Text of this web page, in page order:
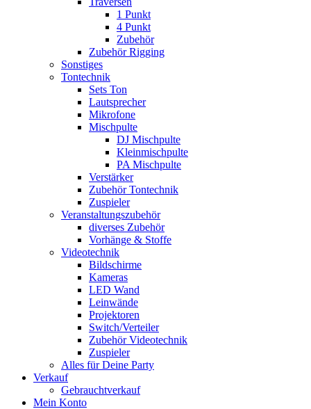
1 Punkt
4 Punkt
Zubehör
Zubehör Rigging
Sonstiges
Tontechnik
Sets Ton
Lautsprecher
Mikrofone
Mischpulte
DJ Mischpulte
Kleinmischpulte
PA Mischpulte
Verstärker
Zubehör Tontechnik
Zuspieler
Veranstaltungszubehör
diverses Zubehör
Vorhänge & Stoffe
Videotechnik
Bildschirme
Kameras
LED Wand
Leinwände
Projektoren
Switch/Verteiler
Zubehör Videotechnik
Zuspieler
Alles für Deine Party
Verkauf
Gebrauchtverkauf
Mein Konto